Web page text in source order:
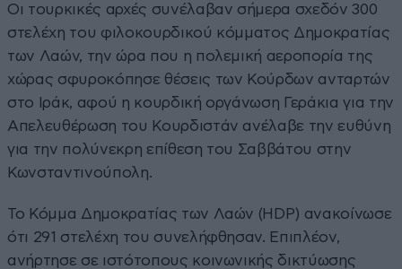
Oι τουρκικές αρχές συνέλαβαν σήμερα σχεδόν 300
στελέχη του φιλοκουρδικού κόμματος Δημοκρατίας
των Λαών, την ώρα που η πολεμική αεροπορία της
χώρας σφυροκόπησε θέσεις των Κούρδων ανταρτών
στο Ιράκ, αφού η κουρδική οργάνωση Γεράκια για την
Απελευθέρωση του Κουρδιστάν ανέλαβε την ευθύνη
για την πολύνεκρη επίθεση του Σαββάτου στην
Κωνσταντινούπολη.
To Κόμμα Δημοκρατίας των Λαών (HDP) ανακοίνωσε
ότι 291 στελέχη του συνελήφθησαν. Επιπλέον,
ανήρτησε σε ιστότοπους κοινωνικής δικτύωσης